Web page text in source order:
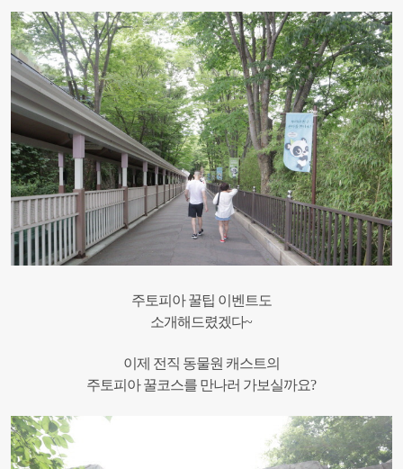
주토피아 꿀팁 이벤트도
소개해드렸겠다~
이제 전직 동물원 캐스트의
주토피아 꿀코스를 만나러 가보실까요?